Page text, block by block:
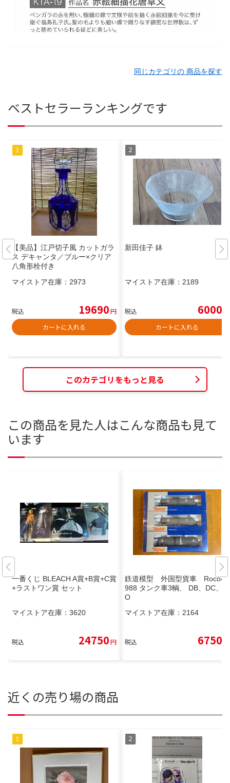
同じカテゴリの 商品を探す
ベストセラーランキングです
【美品】江戸切子風 カットガラ
ス デキャンタ／ブルー×クリア
八角形栓付き
マイストア在庫： 2973
税込 19690円
カートに入れる
新田佳子 鉢
マイストア在庫： 2189
税込 6000
カートに入れる
このカテゴリをもっと見る
この商品を見た人はこんな商品も見て
います
一番くじ BLEACH A賞+B賞+C賞
+ラストワン賞 セット
マイストア在庫： 3620
税込 24750円
鉄道模型 外国型貨車 Roco45
988 タンク車3輌、 DB、DC、H
O
マイストア在庫： 2164
税込 6750
近くの売り場の商品